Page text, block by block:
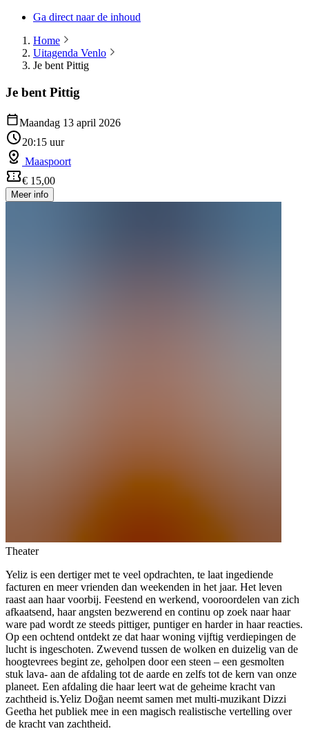
Ga direct naar de inhoud
Home
Uitagenda Venlo
Je bent Pittig
Je bent Pittig
Maandag 13 april 2026
20:15 uur
Maaspoort
€ 15,00
Meer info
Theater
Yeliz is een dertiger met te veel opdrachten, te laat ingediende
facturen en meer vrienden dan weekenden in het jaar. Het leven
raast aan haar voorbij. Feestend en werkend, vooroordelen van zich
afkaatsend, haar angsten bezwerend en continu op zoek naar haar
ware pad wordt ze steeds pittiger, puntiger en harder in haar reacties.
Op een ochtend ontdekt ze dat haar woning vijftig verdiepingen de
lucht is ingeschoten. Zwevend tussen de wolken en duizelig van de
hoogtevrees begint ze, geholpen door een steen – een gesmolten
stuk lava- aan de afdaling tot de aarde en zelfs tot de kern van onze
planeet. Een afdaling die haar leert wat de geheime kracht van
zachtheid is.Yeliz Doğan neemt samen met multi-muzikant Dizzi
Geetha het publiek mee in een magisch realistische vertelling over
de kracht van zachtheid.